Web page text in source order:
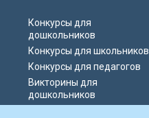
Конкурсы для
дошкольников
Конкурсы для школьников
Конкурсы для педагогов
Викторины для
дошкольников